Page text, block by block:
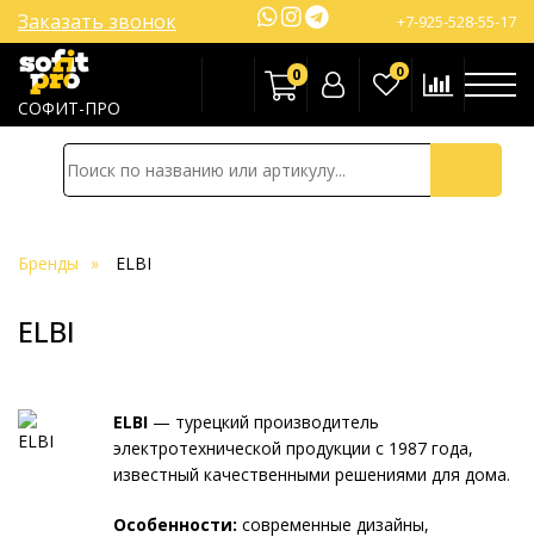
СОФИТ-ПРО
+7-925-528-55-17
Заказать звонок
0 0
Бренды ELBI
ELBI
ELBI — турецкий производитель
электротехнической продукции с 1987 года,
известный качественными решениями для дома.
Особенности: современные дизайны,